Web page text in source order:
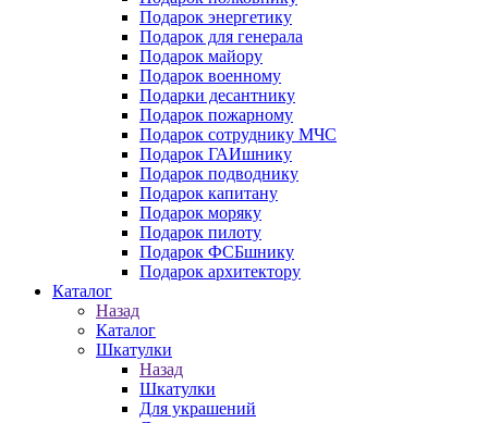
Подарок энергетику
Подарок для генерала
Подарок майору
Подарок военному
Подарки десантнику
Подарок пожарному
Подарок сотруднику МЧС
Подарок ГАИшнику
Подарок подводнику
Подарок капитану
Подарок моряку
Подарок пилоту
Подарок ФСБшнику
Подарок архитектору
Каталог
Назад
Каталог
Шкатулки
Назад
Шкатулки
Для украшений